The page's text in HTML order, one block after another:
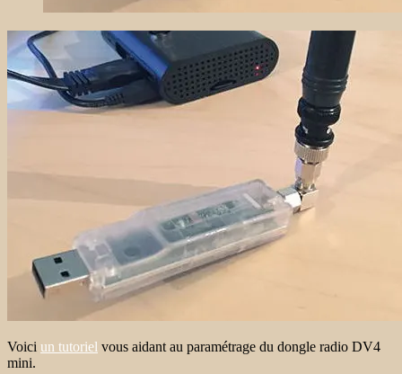
Voici un tutoriel vous aidant au paramétrage du dongle radio DV4
mini.